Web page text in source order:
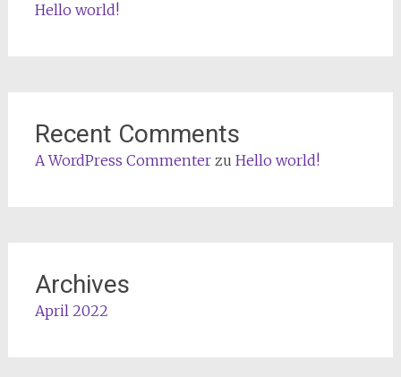
Hello world!
Recent Comments
A WordPress Commenterzu Hello world!
Archives
April 2022